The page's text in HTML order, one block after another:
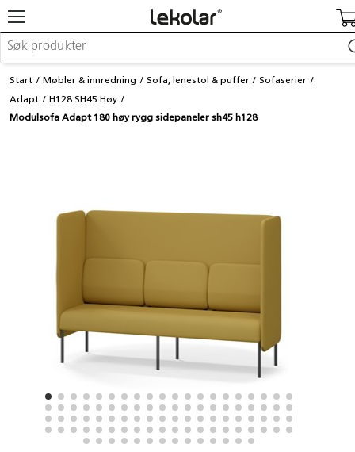
Møbler & innredning
Lekeplassutstyr & utemiljø
Kunst & håndverk
Leker & sykler
Logge inn / registrere meg
Start Møbler & innredning Sofa, lenestol & puffer
Sofaserier
Adapt
H128 SH45 Høy
Modulsofa Adapt 180 høy rygg sidepaneler sh45 h128